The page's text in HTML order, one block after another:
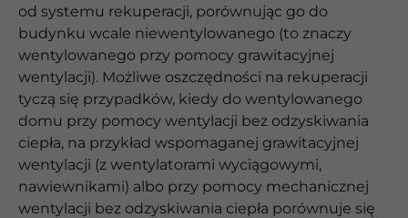
od systemu rekuperacji, porównując go do
budynku wcale niewentylowanego (to znaczy
wentylowanego przy pomocy grawitacyjnej
wentylacji). Możliwe oszczędności na rekuperacji
tyczą się przypadków, kiedy do wentylowanego
domu przy pomocy wentylacji bez odzyskiwania
ciepła, na przykład wspomaganej grawitacyjnej
wentylacji (z wentylatorami wyciągowymi,
nawiewnikami) albo przy pomocy mechanicznej
wentylacji bez odzyskiwania ciepła porównuje się